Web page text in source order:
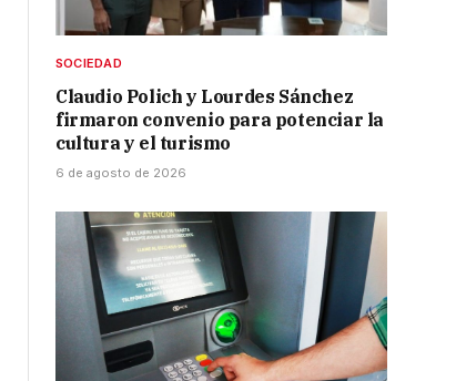
SOCIEDAD
Claudio Polich y Lourdes Sánchez
firmaron convenio para potenciar la
cultura y el turismo
6 de agosto de 2026